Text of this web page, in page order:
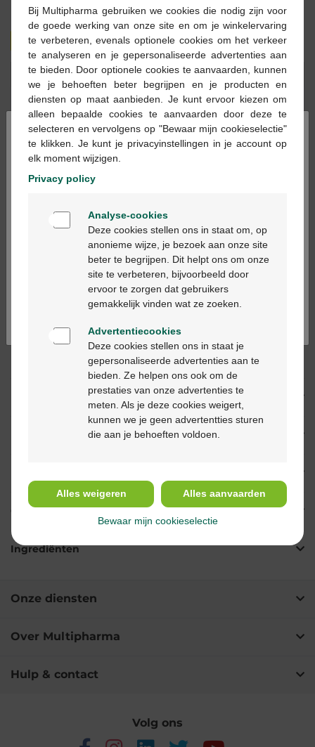
€ 11,22 € 12,99
Bestellen Reserveren
Op voorraad online
- +
Max. aantal = 12
Op werkdagen vóór 12u besteld, volgende
werkdag geleverd
levering in je Multipharma apotheek
levering thuis vanaf €55
Klantendienst
via chat of
Productbeschrijving
Eigenschappen
Gebruik
Ingrediënten
Onze diensten
Over Multipharma
Hulp & contact
Volg ons
×
Bienvenue
Ga verder in het nederlands
Continuez en français
Bij Multipharma gebruiken we cookies die nodig zijn voor
de goede werking van onze site en om je winkelervaring
te verbeteren, evenals optionele cookies om het verkeer
te analyseren en je gepersonaliseerde advertenties aan
te bieden. Door optionele cookies te aanvaarden, kunnen
we je behoeften beter begrijpen en je producten en
diensten op maat aanbieden. Je kunt ervoor kiezen om
alleen bepaalde cookies te aanvaarden door deze te
selecteren en vervolgens op "Bewaar mijn cookieselectie"
te klikken. Je kunt je privacyinstellingen in je account op
elk moment wijzigen.
Privacy policy
Analyse-cookies
Deze cookies stellen ons in staat om, op
anonieme wijze, je bezoek aan onze site
beter te begrijpen. Dit helpt ons om onze
site te verbeteren, bijvoorbeeld door
ervoor te zorgen dat gebruikers
gemakkelijk vinden wat ze zoeken.
Advertentiecookies
Deze cookies stellen ons in staat je
gepersonaliseerde advertenties aan te
bieden. Ze helpen ons ook om de
prestaties van onze advertenties te
meten. Als je deze cookies weigert,
kunnen we je geen advertentties sturen
die aan je behoeften voldoen.
Alles weigeren Alles aanvaarden
Bewaar mijn cookieselectie